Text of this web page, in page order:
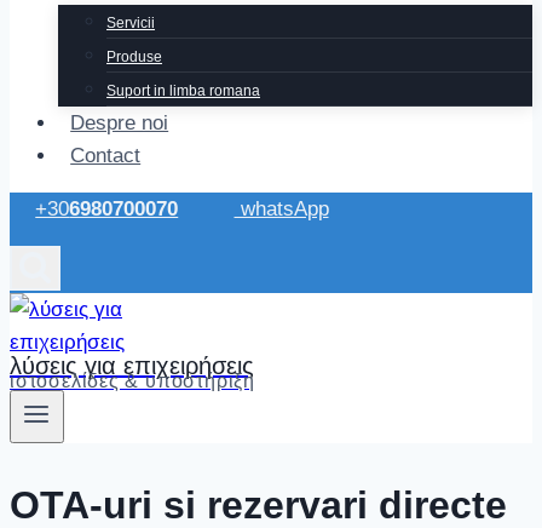
Servicii
Produse
Suport in limba romana
Despre noi
Contact
+306980700070 whatsApp
λύσεις για επιχειρήσεις
ιστοσελίδες & υποστήριξη
OTA-uri si rezervari directe